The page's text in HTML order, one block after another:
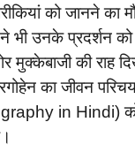
को जानने का
ने भी उनके प्रदर्शन
मुक्केबाजी की
का जीवन
in Hindi)